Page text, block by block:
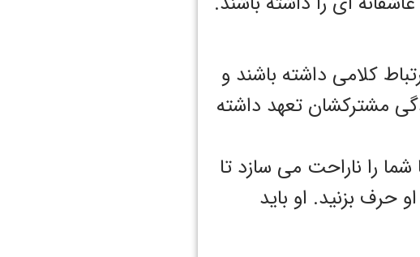
کلامی داشته باشند و
مشترکشان تعهد داشته
شما را ناراحت می سازد تا
حرف بزنید. او باید